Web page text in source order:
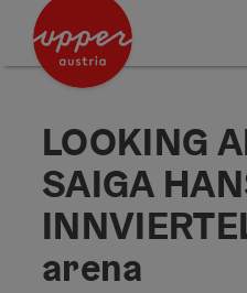
Accesskey
Accesskey
LOOKING
SAIGA
arena